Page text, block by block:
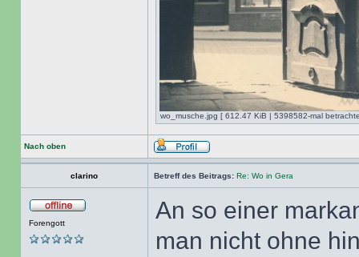
wo_musche.jpg [ 612.47 KiB | 5398582-mal
Nach oben
clarino Betreff des Beitrags: Re: Wo in Gera
Forengott
An so einer
man nicht ohne